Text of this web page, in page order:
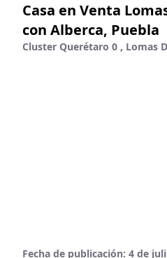
Casa en Venta
con Alberca, Puebla
Cluster Querétaro 0 , Lomas
Fecha de publicación: 4 de